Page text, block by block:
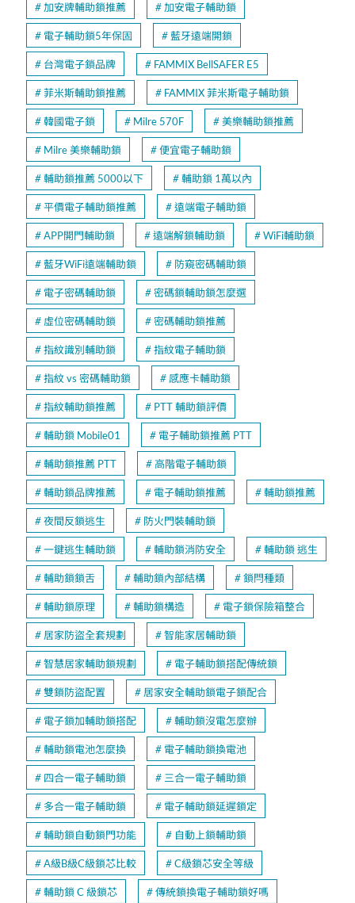
加安牌輔助鎖推薦 加安電子輔助鎖
電子輔助鎖5年保固 藍牙遠端開鎖
台灣電子鎖品牌 FAMMIX BellSAFER E5
菲米斯輔助鎖推薦 FAMMIX 菲米斯電子輔助鎖
韓國電子鎖 Milre 570F 美樂輔助鎖推薦
Milre 美樂輔助鎖 便宜電子輔助鎖
輔助鎖推薦 5000以下 輔助鎖 1萬以內
平價電子輔助鎖推薦 遠端電子輔助鎖
APP開門輔助鎖 遠端解鎖輔助鎖 WiFi輔助鎖
藍牙WiFi遠端輔助鎖 防窺密碼輔助鎖
電子密碼輔助鎖 密碼鎖輔助鎖怎麼選
虛位密碼輔助鎖 密碼輔助鎖推薦
指紋識別輔助鎖 指紋電子輔助鎖
指紋 vs 密碼輔助鎖 感應卡輔助鎖
指紋輔助鎖推薦 PTT 輔助鎖評價
輔助鎖 Mobile01 電子輔助鎖推薦 PTT
輔助鎖推薦 PTT 高階電子輔助鎖
輔助鎖品牌推薦 電子輔助鎖推薦 輔助鎖推薦
夜間反鎖逃生 防火門裝輔助鎖
一鍵逃生輔助鎖 輔助鎖消防安全 輔助鎖 逃生
輔助鎖鎖舌 輔助鎖內部結構 鎖閂種類
輔助鎖原理 輔助鎖構造 電子鎖保險箱整合
居家防盜全套規劃 智能家居輔助鎖
智慧居家輔助鎖規劃 電子輔助鎖搭配傳統鎖
雙鎖防盜配置 居家安全輔助鎖電子鎖配合
電子鎖加輔助鎖搭配 輔助鎖沒電怎麼辦
輔助鎖電池怎麼換 電子輔助鎖換電池
四合一電子輔助鎖 三合一電子輔助鎖
多合一電子輔助鎖 電子輔助鎖延遲鎖定
輔助鎖自動鎖門功能 自動上鎖輔助鎖
A級B級C級鎖芯比較 C級鎖芯安全等級
輔助鎖 C 級鎖芯 傳統鎖換電子輔助鎖好嗎